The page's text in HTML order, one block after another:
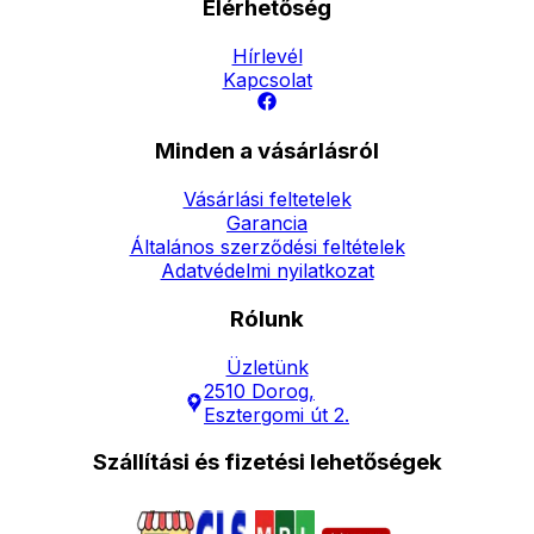
Elérhetőség
Hírlevél
Kapcsolat
Minden a vásárlásról
Vásárlási feltetelek
Garancia
Általános szerződési feltételek
Adatvédelmi nyilatkozat
Rólunk
Üzletünk
2510 Dorog,
Esztergomi út 2.
Szállítási és fizetési lehetőségek